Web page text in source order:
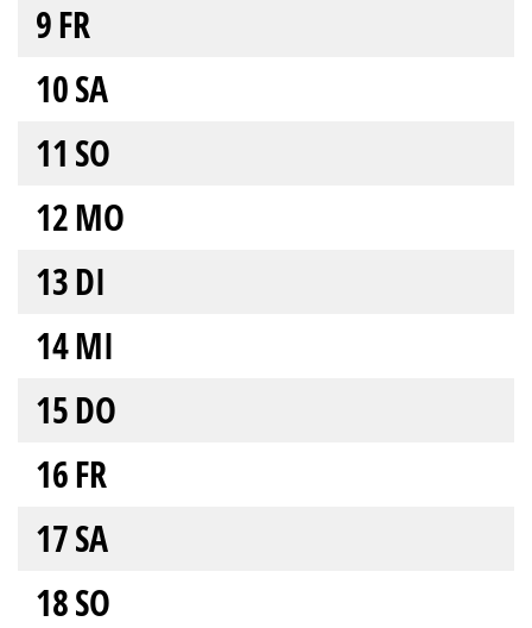
9FR
10SA
11 SO
12MO
13DI
14MI
15DO
16FR
17SA
18SO